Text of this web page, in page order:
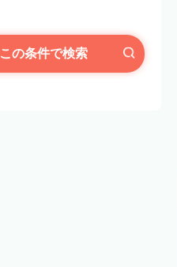
この条件で検索